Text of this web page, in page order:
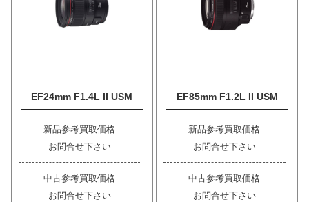
EF24mm F1.4L II USM
新品参考買取価格
お問合せ下さい
中古参考買取価格
お問合せ下さい
EF85mm F1.2L II USM
新品参考買取価格
お問合せ下さい
中古参考買取価格
お問合せ下さい